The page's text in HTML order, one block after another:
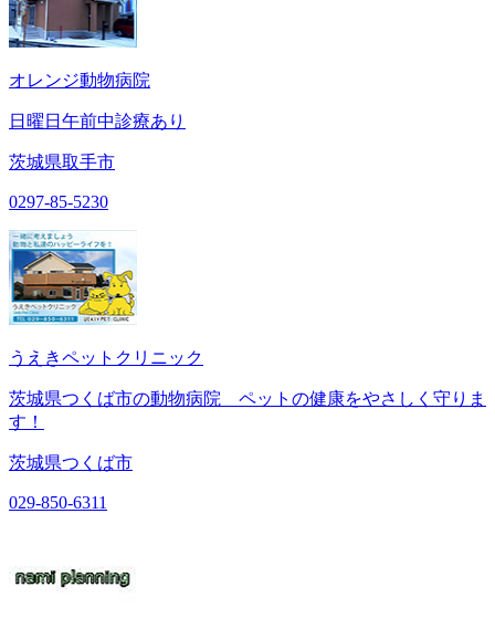
オレンジ動物病院
日曜日午前中診療あり
茨城県取手市
0297-85-5230
うえきペットクリニック
茨城県つくば市の動物病院 ペットの健康をやさしく守りま
す！
茨城県つくば市
029-850-6311